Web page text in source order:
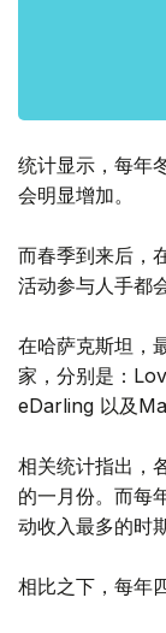
统计显示，每年
会明显增加。
而春季到来后，
活动参与人手都
在哈萨克斯坦，
家，分别是：
eDarling 以及
相关统计指出，
的一月份。而每
动收入最多的时期
相比之下，每年